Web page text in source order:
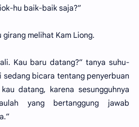
hu baik-baik saja?”
melihat Kam Liong.
Kau baru datang?” tanya suhu-
sedang bicara tentang penyerbuan
datang, karena sesungguhnya
yang bertanggung jawab